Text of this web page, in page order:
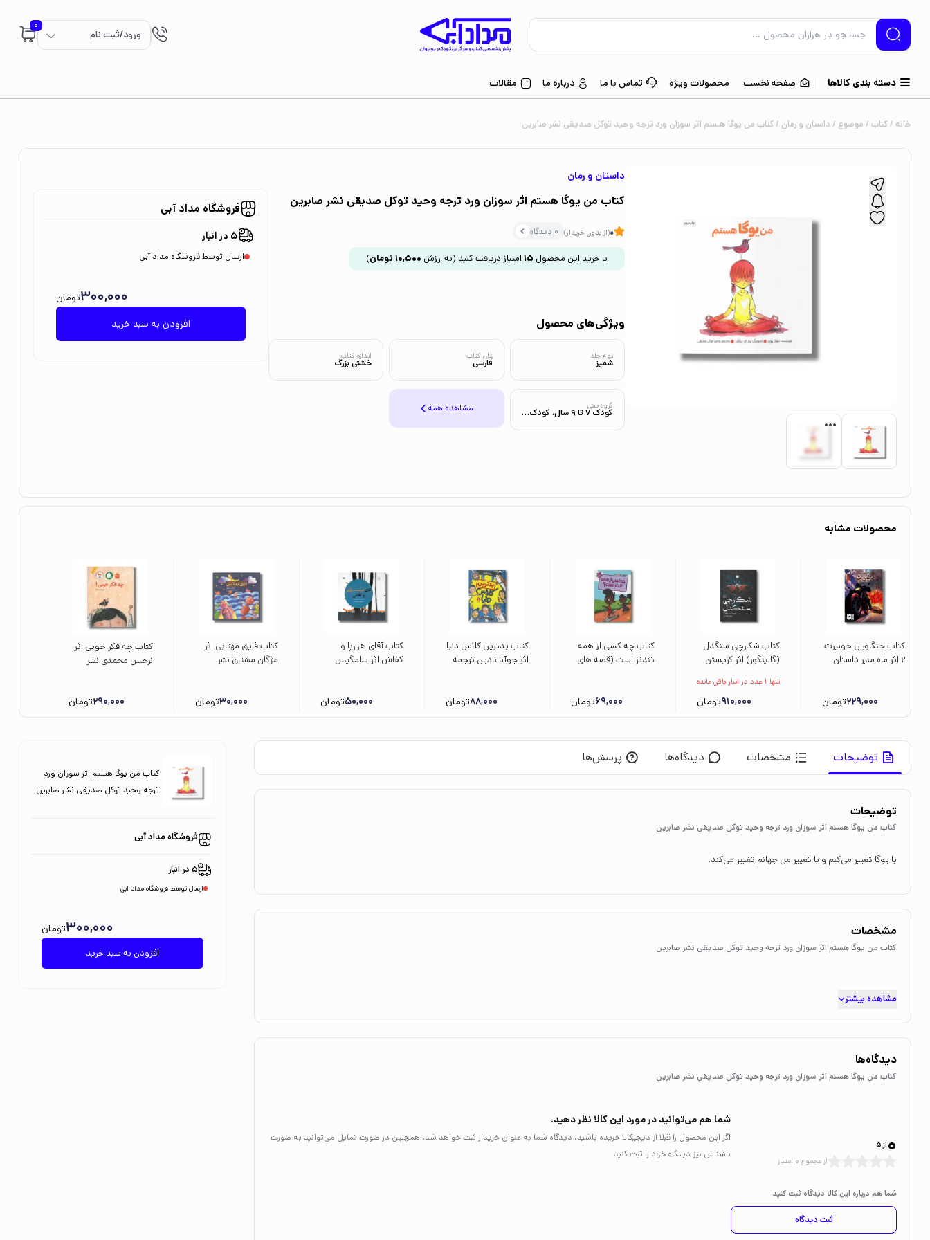
ورود/ثبت نام
0
دسته بندی کالاها صفحه نخست محصولات ویژه تماس با ما درباره ما مقالات
خانه/کتاب/ موضوع / داستان و رمان / کتاب من یوگا هستم اثر سوزان ورد ترجه وحید توکل صدیقی نشر صابرین
داستان و رمان
کتاب من یوگا هستم اثر سوزان ورد ترجه وحید توکل صدیقی نشر صابرین
0(از بدون خریدار) 0 دیدگاه
با خرید این محصول 15 امتیاز دریافت کنید (به ارزش 10,500 تومان)
ویژگی‌های محصول
نوع جلد
شمیز
زبان کتاب
فارسی
اندازه کتاب
خشتی بزرگ
گروه سنی
کودک 7 تا 9 سال، کودک 9 تا 12 سال مشاهده همه
فروشگاه مداد آبی
5 در انبار
ارسال توسط فروشگاه مداد آبی
افزودن به سبد خرید
300,000تومان
محصولات مشابه
کتاب جنگاوران خونیرث
2 اثر ماه منیر داستان
229,000تومان
کتاب شکارچی سنگدل
(گالینگور) اثر کریستن
نصر نشر مات
تنها 1 عدد در انبار باقی مانده
910,000تومان
کتاب چه کسی از همه
تندتر است (قصه های
سوری و ارغوان غلامی
نشر پیدایش
69,000تومان
کتاب بدترین کلاس دنیا
اثر جوآنا نادین ترجمه
88,000تومان
کتاب آقای هزارپا و
کفاش اثر سامگیس
نوجوانان50,000تومان
کتاب قایق مهتابی اثر
مژگان مشتاق نشر
30,000تومان
کتاب چه فکر خوبی اثر
نرجس محمدی نشر
290,000تومان
توضیحات مشخصات دیدگاه‌ها پرسش‌ها
توضیحات
کتاب من یوگا هستم اثر سوزان ورد ترجه وحید توکل صدیقی نشر صابرین
با یوگا تغییر می‌کنم و با تغییر من جهانم تغییر می‌کند.
مشخصات
کتاب من یوگا هستم اثر سوزان ورد ترجه وحید توکل صدیقی نشر صابرین
مشاهده بیشتر
دیدگاه‌ها
کتاب من یوگا هستم اثر سوزان ورد ترجه وحید توکل صدیقی نشر صابرین
0 از 5
از مجموع 0 امتیاز
شما هم درباره این کالا دیدگاه ثبت کنید
ثبت دیدگاه
شما هم می‌توانید در مورد این کالا نظر دهید.
اگر این محصول را قبلا از دیجیکالا خریده باشید، دیدگاه شما به عنوان خریدار ثبت خواهد شد. همچنین در صورت تمایل می‌توانید به صورت
ناشناس نیز دیدگاه خود را ثبت کنید
کتاب من یوگا هستم اثر سوزان ورد
ترجه وحید توکل صدیقی نشر صابرین
فروشگاه مداد آبی
5 در انبار
ارسال توسط فروشگاه مداد آبی
افزودن به سبد خرید
300,000تومان